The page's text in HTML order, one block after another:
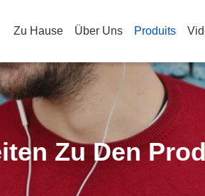
Zu Hause Über Uns Produits
Zu Den